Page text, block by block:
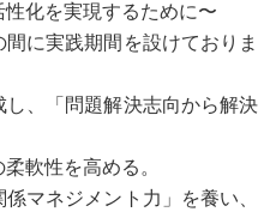
化を実現するために〜
に実践期間を設けておりま
し、「問題解決志向から解決
軟性を高める。
マネジメント力」を養い、